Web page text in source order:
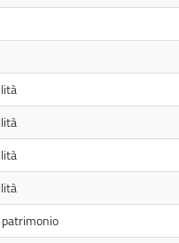
patrimonio